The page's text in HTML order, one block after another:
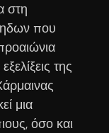
στη
που
της
μια
όσο και